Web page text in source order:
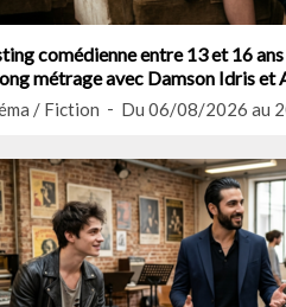
comédienne entre 13 et 16
métrage avec Damson Idris et
/ Fiction Du 06/08/2026 au